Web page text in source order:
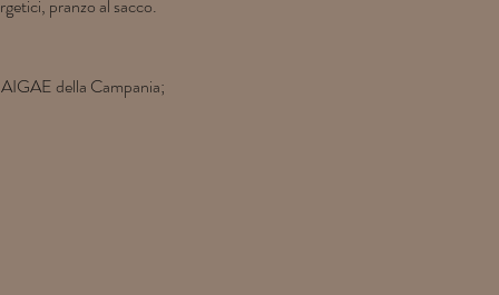
pranzo al sacco.
della Campania;